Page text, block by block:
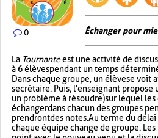
0 Échanger pour
La Tournanteest une activité de
à 6 élèves pendant un temps
Dans chaque groupe, un élève se voit
secrétaire. Puis, l'enseignant propose
un problème à résoudre) sur lequel
échanger dans chacun des groupes
prendront des notes. Au terme du
chaque équipe change de groupe.